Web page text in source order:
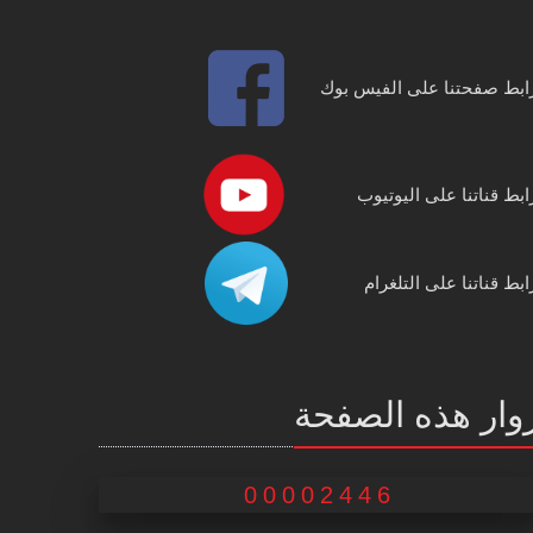
صفحتنا على الفيس بوك
قناتنا على اليوتيوب
قناتنا على التلغرام
هذه الصفحة
00002446